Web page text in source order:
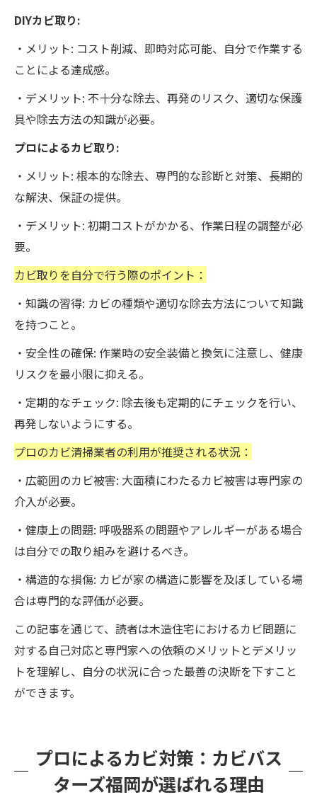
DIYカビ取り:
・メリット: コスト削減、即時対応可能、自分で作業する
ことによる達成感。
・デメリット: 不十分な除去、再発のリスク、適切な保護
具や除去方法の知識が必要。
プロによるカビ取り:
・メリット: 根本的な除去、専門的な診断と対策、長期的
な解決、保証の提供。
・デメリット: 初期コストがかかる、作業日程の調整が必
要。
カビ取りを自分で行う際のポイント：
・知識の習得: カビの種類や適切な除去方法について知識
を持つこと。
・安全性の確保: 作業時の安全装備と換気に注意し、健康
リスクを最小限に抑える。
・定期的なチェック: 除去後も定期的にチェックを行い、
再発しないようにする。
プロのカビ清掃業者の利用が推奨される状況：
・広範囲のカビ被害: 大面積にわたるカビ被害は専門家の
介入が必要。
・健康上の問題: 呼吸器系の問題やアレルギーがある場合
は自分での取り組みを避けるべき。
・構造的な損傷: カビが家の構造に影響を及ぼしている場
合は専門的な評価が必要。
この記事を通じて、読者は木造住宅におけるカビ問題に
対する自己対応と専門家への依頼のメリットとデメリッ
トを理解し、自分の状況に合った最善の決断を下すこと
ができます。
プロによるカビ対策：カビバス
ターズ福岡が選ばれる理由